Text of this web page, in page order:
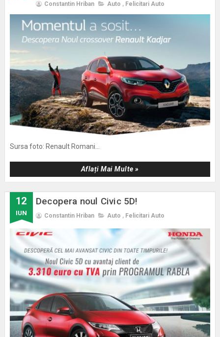
Constantin Hriban Auto , Felicitari Auto
Sursa foto: Renault Romani...
Aflați Mai Multe »
12
IUN
Decopera noul Civic 5D!
Constantin Hriban Auto , Felicitari Auto